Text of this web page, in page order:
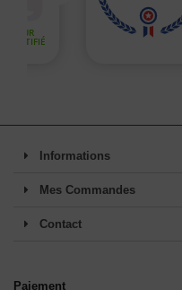
Informations
Mes Commandes
Contact
Paiement